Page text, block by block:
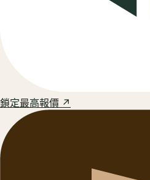
鎖定最高報價 ↗